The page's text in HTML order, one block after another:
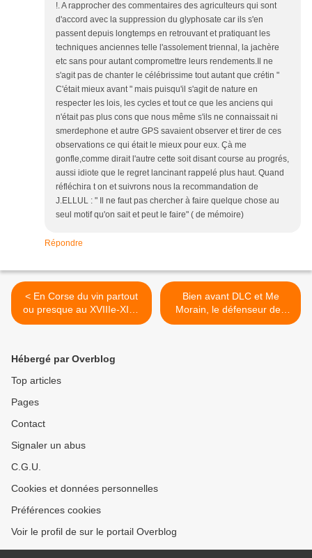
!. A rapprocher des commentaires des agriculteurs qui sont
d'accord avec la suppression du glyphosate car ils s'en
passent depuis longtemps en retrouvant et pratiquant les
techniques anciennes telle l'assolement triennal, la jachère
etc sans pour autant compromettre leurs rendements.Il ne
s'agit pas de chanter le célébrissime tout autant que crétin "
C'était mieux avant " mais puisqu'il s'agit de nature en
respecter les lois, les cycles et tout ce que les anciens qui
n'était pas plus cons que nous même s'ils ne connaissait ni
smerdephone et autre GPS savaient observer et tirer de ces
observations ce qui était le mieux pour eux. Çà me
gonfle,comme dirait l'autre cette soit disant course au progrés,
aussi idiote que le regret lancinant rappelé plus haut. Quand
réfléchira t on et suivrons nous la recommandation de
J.ELLUL : " Il ne faut pas chercher à faire quelque chose au
seul motif qu'on sait et peut le faire" ( de mémoire)
Répondre
< En Corse du vin partout
ou presque au XVIIIe-XIXe
siècle mais que valait-il ?
Bien avant DLC et Me
Morain, le défenseur des
vignerons affligés, Marie de
Hébergé par Overblog
Top articles
Pages
Contact
Signaler un abus
C.G.U.
Cookies et données personnelles
Préférences cookies
Voir le profil de sur le portail Overblog